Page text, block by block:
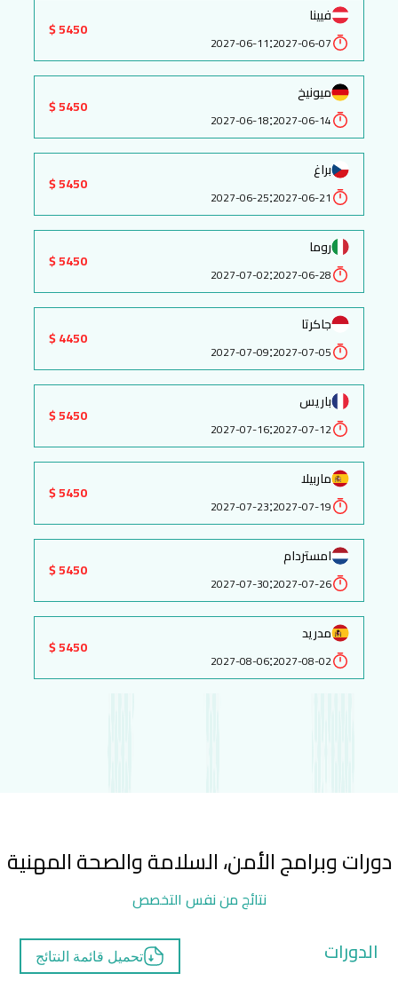
فيينا
2027-06-07
:
2027-06-11
5450 $
ميونيخ
2027-06-14
:
2027-06-18
5450 $
براغ
2027-06-21
:
2027-06-25
5450 $
روما
2027-06-28
:
2027-07-02
5450 $
جاكرتا
2027-07-05
:
2027-07-09
4450 $
باريس
2027-07-12
:
2027-07-16
5450 $
ماربيلا
2027-07-19
:
2027-07-23
5450 $
امستردام
2027-07-26
:
2027-07-30
5450 $
مدريد
2027-08-02
:
2027-08-06
5450 $
دورات وبرامج الأمن، السلامة والصحة المهنية
نتائج من نفس التخصص
الدورات تحميل قائمة النتائج